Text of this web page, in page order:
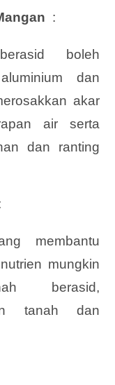
:
boleh
dan
akar
air serta
dan ranting
membantu
mungkin
berasid,
tanah dan